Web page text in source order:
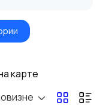
одежда
белье
карте